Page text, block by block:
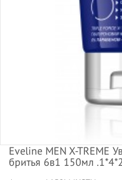
Eveline MEN X-TREME
бритья 6в1 150мл